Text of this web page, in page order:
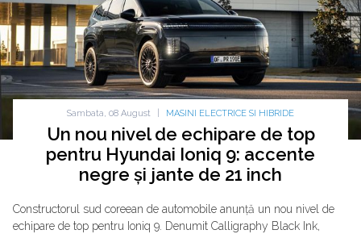
Sambata, 08 August MASINI ELECTRICE SI HIBRIDE
Un nou nivel de echipare de top
pentru Hyundai Ioniq 9: accente
negre și jante de 21 inch
Constructorul sud coreean de automobile anunță un nou nivel de
echipare de top pentru Ioniq 9. Denumit Calligraphy Black Ink,